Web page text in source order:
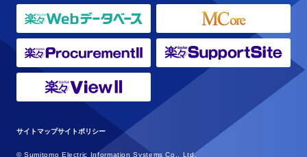
サイトマップサイトポリシー
© Sumitomo Electric Information Systems Co., Ltd.